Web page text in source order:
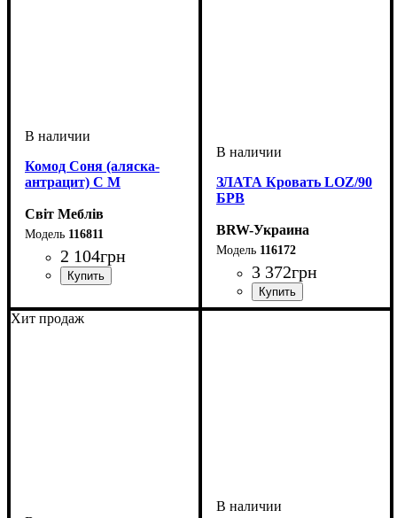
Комод Соня (аляска-
антрацит) С М
Світ Меблів
116811
2 104грн
ЗЛАТА Кровать LOZ/90
БРВ
BRW-Украина
116172
3 372грн
ширина, мм: 950
высота, мм: 805
глубина, мм: 2045
Хит продаж